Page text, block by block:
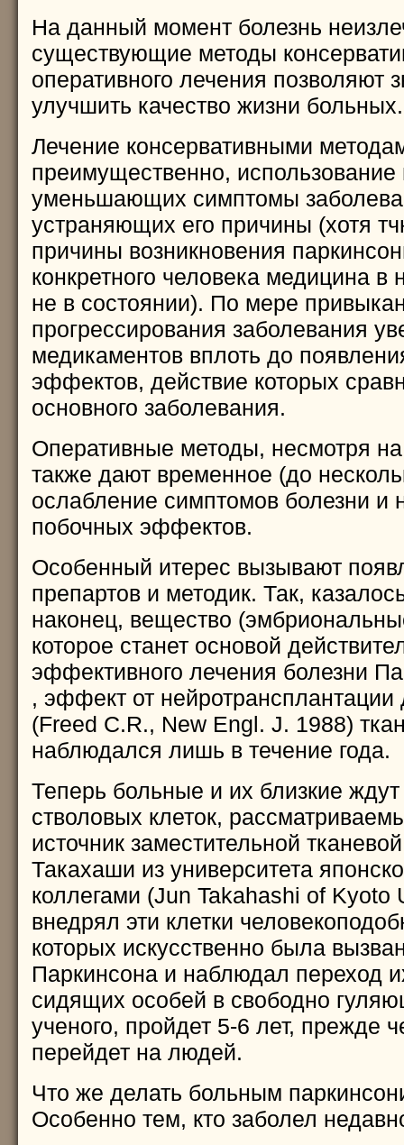
На данный момент болезнь
существующие методы
оперативного лечения позволяют
улучшить качество жизни больных.
Лечение консервативными
преимущественно, использование
уменьшающих симптомы
устраняющих его причины (хотя
причины возникновения
конкретного человека медицина
не в состоянии). По мере
прогрессирования заболевания
медикаментов вплоть до
эффектов, действие которых
основного заболевания.
Оперативные методы, несмотря
также дают временное (до
ослабление симптомов болезни и
побочных эффектов.
Особенный итерес вызывают
препартов и методик. Так,
наконец, вещество
которое станет основой
эффективного лечения болезни
, эффект от
(Freed C.R., New Engl. J. 1988)
наблюдался лишь в течение года.
Теперь больные и их близкие ждут
стволовых клеток,
источник заместительной
Такахаши из университета
коллегами (Jun Takahashi of Kyoto
внедрял эти клетки
которых искусственно была
Паркинсона и наблюдал переход
сидящих особей в свободно
ученого, пройдет 5-6 лет, прежде
перейдет на людей.
Что же делать больным
Особенно тем, кто заболел